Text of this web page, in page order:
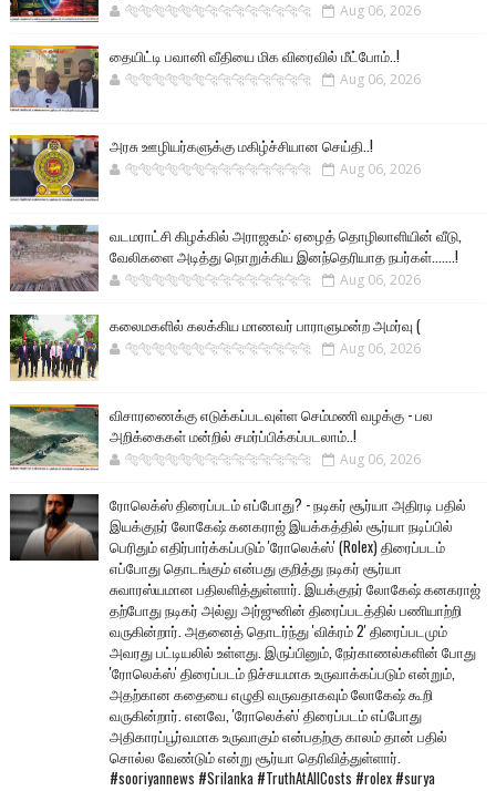
🐅🐅🐅🐅🐅🐅🐆🐆🐆🐆🐆🐆🐆🐆 Aug 06, 2026
தையிட்டி பவானி வீதியை மிக விரைவில் மீட்போம்..!
🐅🐅🐅🐅🐅🐅🐆🐆🐆🐆🐆🐆🐆🐆 Aug 06, 2026
அரசு ஊழியர்களுக்கு மகிழ்ச்சியான செய்தி..!
🐅🐅🐅🐅🐅🐅🐆🐆🐆🐆🐆🐆🐆🐆 Aug 06, 2026
வடமராட்சி கிழக்கில் அராஜகம்: ஏழைத் தொழிலாளியின் வீடு,
வேலிகளை அடித்து நொறுக்கிய இனந்தெரியாத நபர்கள்.......!
🐅🐅🐅🐅🐅🐅🐆🐆🐆🐆🐆🐆🐆🐆 Aug 06, 2026
கலைமகளில் கலக்கிய மாணவர் பாராளுமன்ற அமர்வு (
🐅🐅🐅🐅🐅🐅🐆🐆🐆🐆🐆🐆🐆🐆 Aug 06, 2026
விசாரணைக்கு எடுக்கப்படவுள்ள செம்மணி வழக்கு - பல
அறிக்கைகள் மன்றில் சமர்ப்பிக்கப்படலாம்..!
🐅🐅🐅🐅🐅🐅🐆🐆🐆🐆🐆🐆🐆🐆 Aug 06, 2026
ரோலெக்ஸ் திரைப்படம் எப்போது? - நடிகர் சூர்யா அதிரடி பதில்
இயக்குநர் லோகேஷ் கனகராஜ் இயக்கத்தில் சூர்யா நடிப்பில்
பெரிதும் எதிர்பார்க்கப்படும் 'ரோலெக்ஸ்' (Rolex) திரைப்படம்
எப்போது தொடங்கும் என்பது குறித்து நடிகர் சூர்யா
சுவாரஸ்யமான பதிலளித்துள்ளார். இயக்குநர் லோகேஷ் கனகராஜ்
தற்போது நடிகர் அல்லு அர்ஜுனின் திரைப்படத்தில் பணியாற்றி
வருகின்றார். அதனைத் தொடர்ந்து 'விக்ரம் 2' திரைப்படமும்
அவரது பட்டியலில் உள்ளது. இருப்பினும், நேர்காணல்களின் போது
'ரோலெக்ஸ்' திரைப்படம் நிச்சயமாக உருவாக்கப்படும் என்றும்,
அதற்கான கதையை எழுதி வருவதாகவும் லோகேஷ் கூறி
வருகின்றார். எனவே, 'ரோலெக்ஸ்' திரைப்படம் எப்போது
அதிகாரப்பூர்வமாக உருவாகும் என்பதற்கு காலம் தான் பதில்
சொல்ல வேண்டும் என்று சூர்யா தெரிவித்துள்ளார்.
#sooriyannews #Srilanka #TruthAtAllCosts #rolex #surya